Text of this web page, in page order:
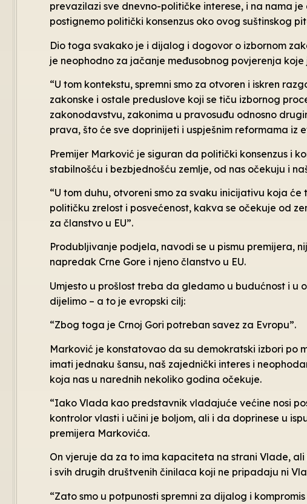
prevazilazi sve dnevno-političke interese, i na nama
postignemo politički konsenzus oko ovog suštinskog
Dio toga svakako je i dijalog i dogovor o izbornom
je neophodno za jačanje međusobnog povjerenja
“U tom kontekstu, spremni smo za otvoren i iskren
zakonske i ostale preduslove koji se tiču izbornog
zakonodavstvu, zakonima u pravosuđu odnosno
prava, što će sve doprinijeti i uspješnim reformama iz
Premijer Marković je siguran da politički konsenzus i
stabilnošću i bezbjednošću zemlje, od nas očekuju i
“U tom duhu, otvoreni smo za svaku inicijativu koja
političku zrelost i posvećenost, kakva se očekuje od
za članstvo u EU”.
Produbljivanje podjela, navodi se u pismu premijera,
napredak Crne Gore i njeno članstvo u EU.
Umjesto u prošlost treba da gledamo u budućnost i u
dijelimo – a to je evropski cilj:
“Zbog toga je Crnoj Gori potreban savez za Evropu”.
Marković je konstatovao da su demokratski izbori po
imati jednaku šansu, naš zajednički interes i
koja nas u narednih nekoliko godina očekuje.
“Iako Vlada kao predstavnik vladajuće većine nosi
kontrolor vlasti i učini je boljom, ali i da doprinese u
premijera Markovića.
On vjeruje da za to ima kapaciteta na strani Vlade,
i svih drugih društvenih činilaca koji ne pripadaju ni
“Zato smo u potpunosti spremni za dijalog i